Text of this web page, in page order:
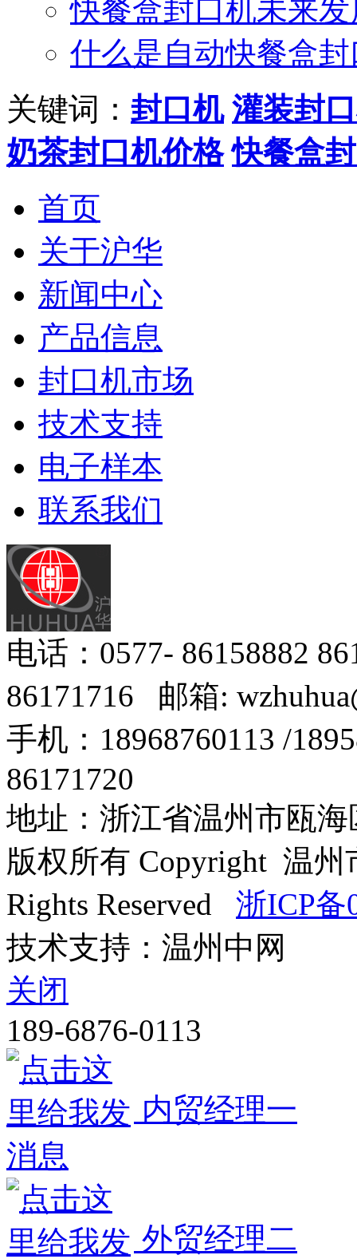
快餐盒封口机未来
什么是自动快餐盒
关键词： 封口机 灌装封
奶茶封口机价格 快餐盒
首页
关于沪华
新闻中心
产品信息
封口机市场
技术支持
电子样本
联系我们
电话：0577- 86158882
86171716 邮箱:
手机：18968760113 /
86171720
地址：浙江省温州市瓯海
版权所有 Copyright 温
Rights Reserved 浙ICP备
技术支持：温州中网
关闭
189-6876-0113
内贸经理一
外贸经理二